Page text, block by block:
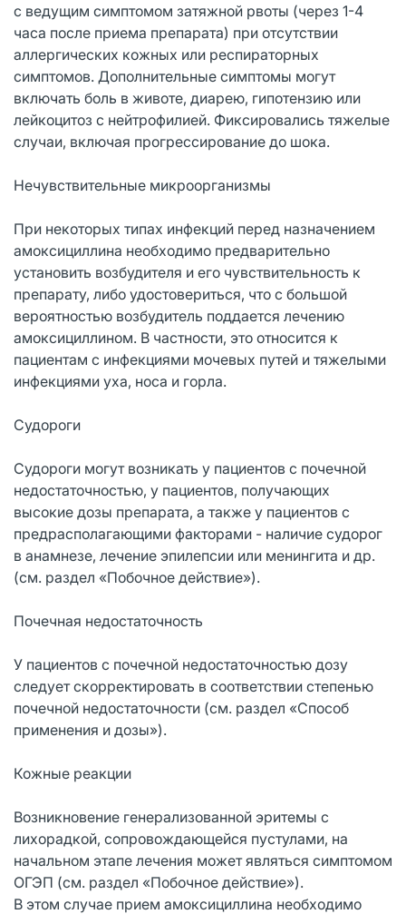
с ведущим симптомом затяжной рвоты (через 1-4
часа после приема препарата) при отсутствии
аллергических кожных или респираторных
симптомов. Дополнительные симптомы могут
включать боль в животе, диарею, гипотензию или
лейкоцитоз с нейтрофилией. Фиксировались тяжелые
случаи, включая прогрессирование до шока.
Нечувствительные микроорганизмы
При некоторых типах инфекций перед назначением
амоксициллина необходимо предварительно
установить возбудителя и его чувствительность к
препарату, либо удостовериться, что с большой
вероятностью возбудитель поддается лечению
амоксициллином. В частности, это относится к
пациентам с инфекциями мочевых путей и тяжелыми
инфекциями уха, носа и горла.
Судороги
Судороги могут возникать у пациентов с почечной
недостаточностью, у пациентов, получающих
высокие дозы препарата, а также у пациентов с
предрасполагающими факторами - наличие судорог
в анамнезе, лечение эпилепсии или менингита и др.
(см. раздел «Побочное действие»).
Почечная недостаточность
У пациентов с почечной недостаточностью дозу
следует скорректировать в соответствии степенью
почечной недостаточности (см. раздел «Способ
применения и дозы»).
Кожные реакции
Возникновение генерализованной эритемы с
лихорадкой, сопровождающейся пустулами, на
начальном этапе лечения может являться симптомом
ОГЭП (см. раздел «Побочное действие»).
В этом случае прием амоксициллина необходимо